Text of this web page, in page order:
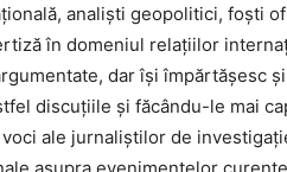
analiști geopolitici, foști
în domeniul relațiilor
dar își împărtășesc
discuțiile și făcându-le mai
ale jurnaliștilor de
asupra evenimentelor